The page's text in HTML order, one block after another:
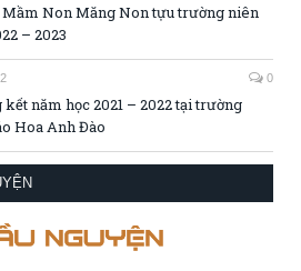
Non Măng Non tựu trường niên
– 2023
0
kết năm học 2021 – 2022 tại trường
Hoa Anh Đào